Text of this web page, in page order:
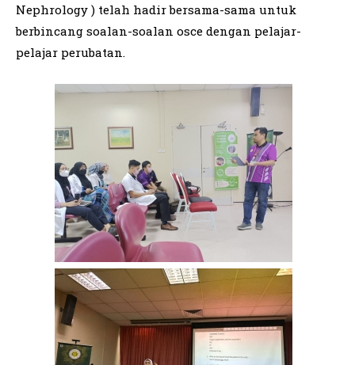
Nephrology ) telah hadir bersama-sama untuk
berbincang soalan-soalan osce dengan pelajar-
pelajar perubatan.